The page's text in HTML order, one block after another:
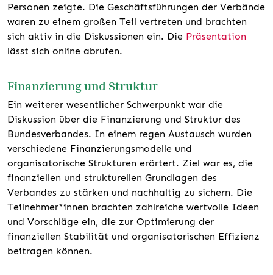
Personen zeigte. Die Geschäftsführungen der Verbände
waren zu einem großen Teil vertreten und brachten
sich aktiv in die Diskussionen ein. Die Präsentation
lässt sich online abrufen.
Finanzierung und Struktur
Ein weiterer wesentlicher Schwerpunkt war die
Diskussion über die Finanzierung und Struktur des
Bundesverbandes. In einem regen Austausch wurden
verschiedene Finanzierungsmodelle und
organisatorische Strukturen erörtert. Ziel war es, die
finanziellen und strukturellen Grundlagen des
Verbandes zu stärken und nachhaltig zu sichern. Die
Teilnehmer*innen brachten zahlreiche wertvolle Ideen
und Vorschläge ein, die zur Optimierung der
finanziellen Stabilität und organisatorischen Effizienz
beitragen können.